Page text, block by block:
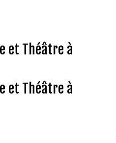
et Théâtre à
et Théâtre à